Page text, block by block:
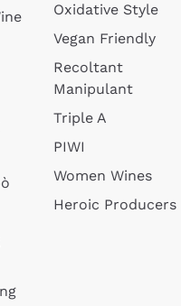
Oxidative Style
Vegan Friendly
Recoltant
Manipulant
Triple A
PIWI
Women Wines
Heroic Producers